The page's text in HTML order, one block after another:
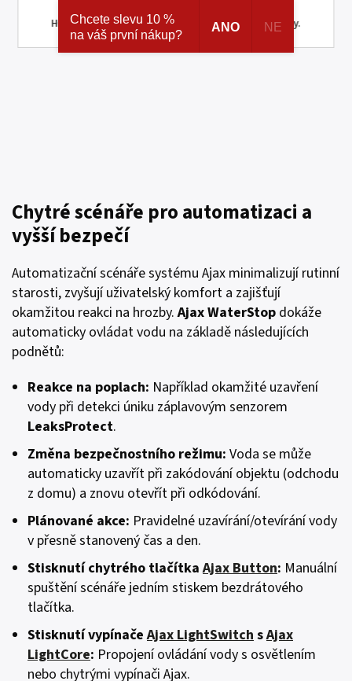
HOMEMATIC IP. Navíc registrací získáváte různé slevy.
Chytré scénáře pro automatizaci a
vyšší bezpečí
Automatizační scénáře systému Ajax minimalizují rutinní
starosti, zvyšují uživatelský komfort a zajišťují
okamžitou reakci na hrozby.Ajax WaterStop dokáže
automaticky ovládat vodu na základě následujících
podnětů:
Reakce na poplach: Například okamžité uzavření
vody při detekci úniku záplavovým senzorem
LeaksProtect.
Změna bezpečnostního režimu: Voda se může
automaticky uzavřít při zakódování objektu (odchodu
z domu) a znovu otevřít při odkódování.
Plánované akce: Pravidelné uzavírání/otevírání vody
v přesně stanovený čas a den.
Stisknutí chytrého tlačítkaAjax Button: Manuální
spuštění scénáře jedním stiskem bezdrátového
tlačítka.
Stisknutí vypínačeAjax LightSwitch sAjax
LightCore: Propojení ovládání vody s osvětlením
nebo chytrými vypínači Ajax.
Chcete slevu 10 %
na váš první nákup?
ANO NE